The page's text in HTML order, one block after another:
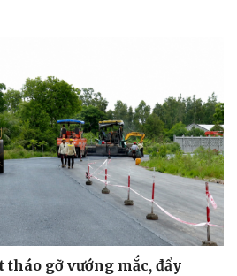
gỡ vướng mắc, đẩy